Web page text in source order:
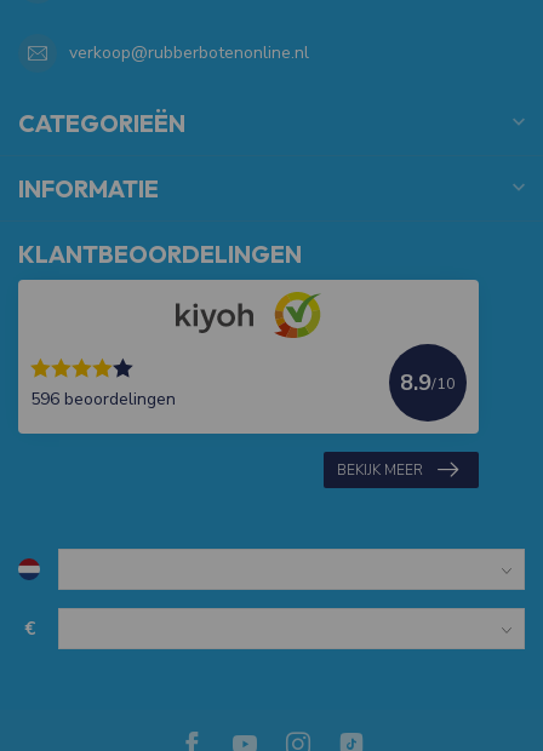
verkoop@rubberbotenonline.nl
CATEGORIEËN
INFORMATIE
KLANTBEOORDELINGEN
596 beoordelingen
8.9/10
BEKIJK MEER
€